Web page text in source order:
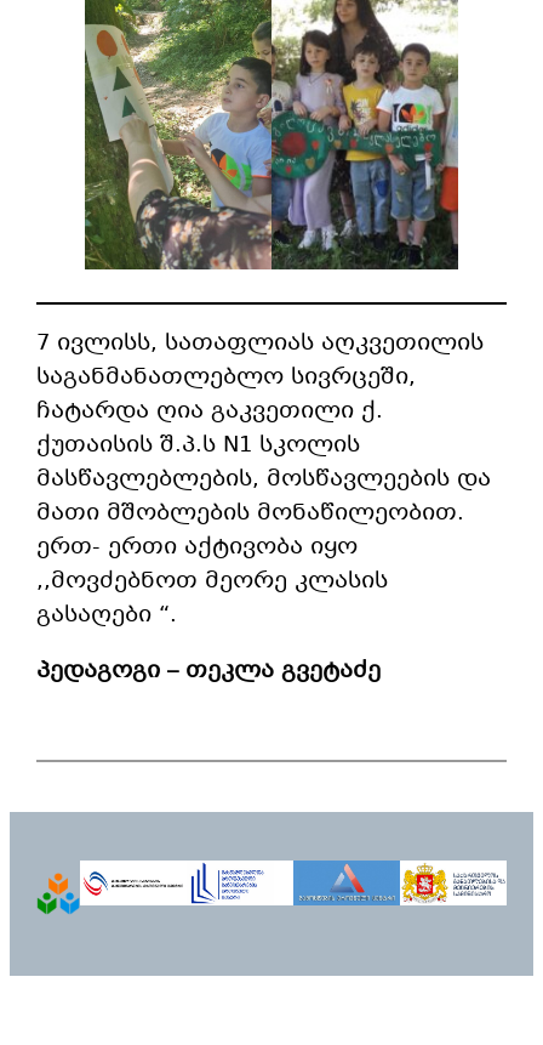
7 ივლისს, სათაფლიას აღკვეთილის
საგანმანათლებლო სივრცეში,
ჩატარდა ღია გაკვეთილი ქ.
ქუთაისის შ.პ.ს N1 სკოლის
მასწავლებლების, მოსწავლეების და
მათი მშობლების მონაწილეობით.
ერთ- ერთი აქტივობა იყო
,,მოვძებნოთ მეორე კლასის
გასაღები “.
პედაგოგი – თეკლა გვეტაძე